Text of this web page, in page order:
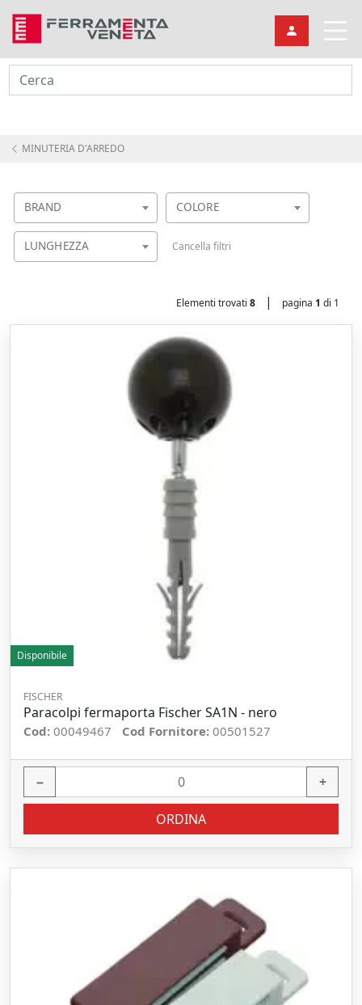
Cerca
MINUTERIA D'ARREDO
BRAND COLORE
LUNGHEZZA Cancella filtri
Elementi trovati 8 | pagina 1 di 1
Disponibile
FISCHER
Paracolpi fermaporta Fischer SA1N - nero
Cod: 00049467 Cod Fornitore: 00501527
− +
ORDINA